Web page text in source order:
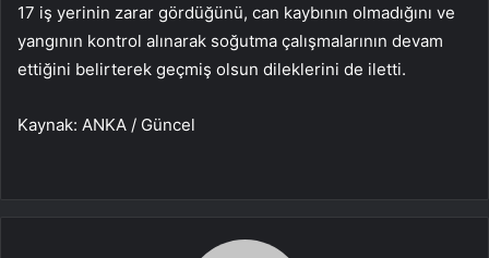
17 iş yerinin zarar gördüğünü, can kaybının olmadığını ve
yangının kontrol alınarak soğutma çalışmalarının devam
ettiğini belirterek geçmiş olsun dileklerini de iletti.
Kaynak: ANKA / Güncel